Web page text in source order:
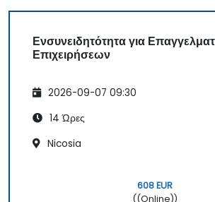
Ενσυνειδητότητα για
Επιχειρήσεων
2026-09-07 09:30
14 Ώρες
Nicosia
608 EUR
((Online))